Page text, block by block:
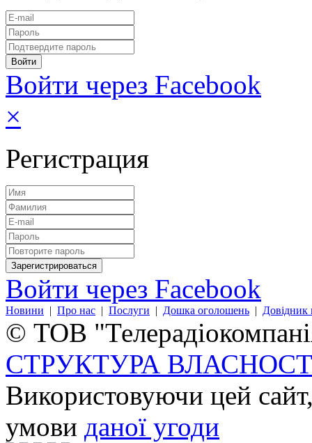
Войти через Facebook
×
Регистрация
Войти через Facebook
Новини | Про нас | Послуги | Дошка оголошень | Довідник
© ТОВ
СТРУКТУРА
Використовуючи цей
умови даної угоди